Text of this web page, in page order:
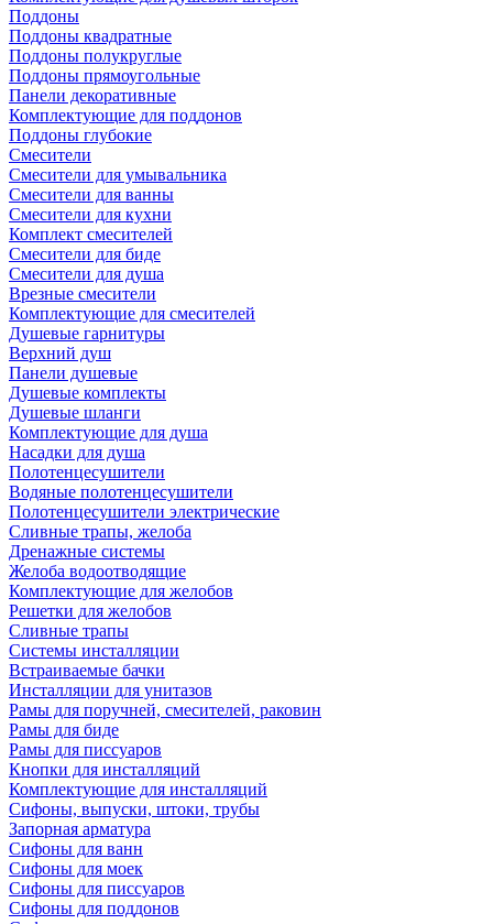
Поддоны
Поддоны квадратные
Поддоны полукруглые
Поддоны прямоугольные
Панели декоративные
Комплектующие для поддонов
Поддоны глубокие
Смесители
Смесители для умывальника
Смесители для ванны
Смесители для кухни
Комплект смесителей
Смесители для биде
Смесители для душа
Врезные смесители
Комплектующие для смесителей
Душевые гарнитуры
Верхний душ
Панели душевые
Душевые комплекты
Душевые шланги
Комплектующие для душа
Насадки для душа
Полотенцесушители
Водяные полотенцесушители
Полотенцесушители электрические
Сливные трапы, желоба
Дренажные системы
Желоба водоотводящие
Комплектующие для желобов
Решетки для желобов
Сливные трапы
Системы инсталляции
Встраиваемые бачки
Инсталляции для унитазов
Рамы для поручней, смесителей, раковин
Рамы для биде
Рамы для писсуаров
Кнопки для инсталляций
Комплектующие для инсталляций
Сифоны, выпуски, штоки, трубы
Запорная арматура
Сифоны для ванн
Сифоны для моек
Сифоны для писсуаров
Сифоны для поддонов